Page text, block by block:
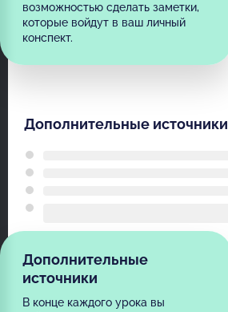
возможностью сделать заметки,
которые войдут в ваш личный
конспект.
Дополнительные источники
Дополнительные
источники
В конце каждого урока вы